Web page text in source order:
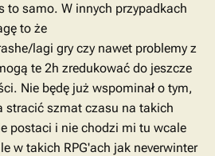
to samo. W innych przypadkach
to że
lagi gry czy nawet problemy z
te 2h zredukować do jeszcze
Nie będę już wspominał o tym,
stracić szmat czasu na takich
postaci i nie chodzi mi tu wcale
w takich RPG'ach jak neverwinter